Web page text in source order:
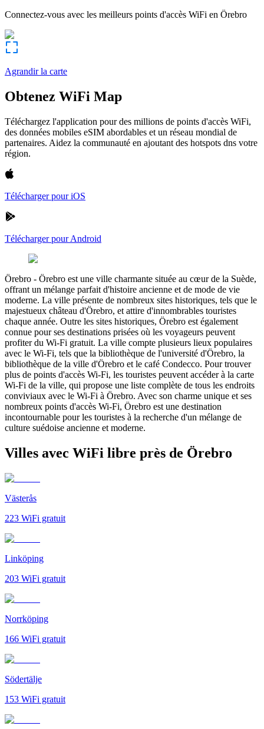
Connectez-vous avec les meilleurs points d'accès WiFi en Örebro
Agrandir la carte
Obtenez WiFi Map
Téléchargez l'application pour des millions de points d'accès WiFi,
des données mobiles eSIM abordables et un réseau mondial de
partenaires. Aidez la communauté en ajoutant des hotspots dns votre
région.
Télécharger pour iOS
Télécharger pour Android
Örebro - Örebro est une ville charmante située au cœur de la Suède,
offrant un mélange parfait d'histoire ancienne et de mode de vie
moderne. La ville présente de nombreux sites historiques, tels que le
majestueux château d'Örebro, et attire d'innombrables touristes
chaque année. Outre les sites historiques, Örebro est également
connue pour ses destinations prisées où les voyageurs peuvent
profiter du Wi-Fi gratuit. La ville compte plusieurs lieux populaires
avec le Wi-Fi, tels que la bibliothèque de l'université d'Örebro, la
bibliothèque de la ville d'Örebro et le café Condecco. Pour trouver
plus de points d'accès Wi-Fi, les touristes peuvent accéder à la carte
Wi-Fi de la ville, qui propose une liste complète de tous les endroits
conviviaux avec le Wi-Fi à Örebro. Avec son charme unique et ses
nombreux points d'accès Wi-Fi, Örebro est une destination
incontournable pour les touristes à la recherche d'un mélange de
culture suédoise ancienne et moderne.
Villes avec WiFi libre près de Örebro
Västerås
223 WiFi gratuit
Linköping
203 WiFi gratuit
Norrköping
166 WiFi gratuit
Södertälje
153 WiFi gratuit